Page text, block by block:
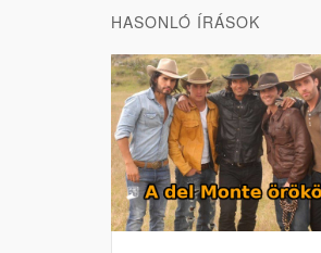
HASONLÓ ÍRÁSOK